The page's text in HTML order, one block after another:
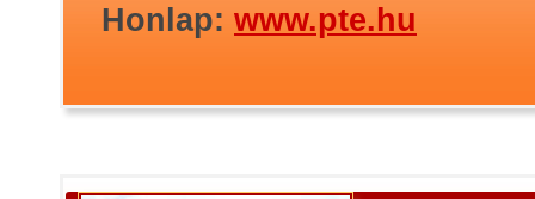
Honlap: www.pte.hu